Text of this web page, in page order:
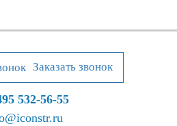
Заказать звонок
532-56-55